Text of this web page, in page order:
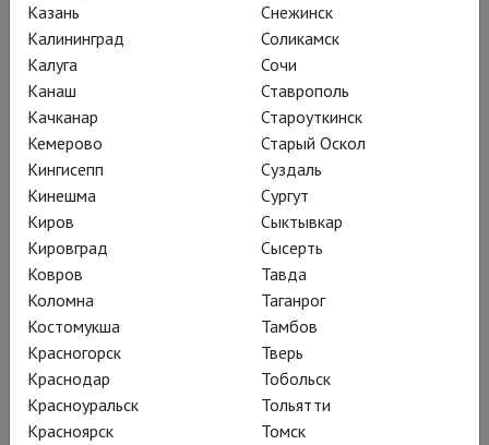
Вообразим фантастическую
ситуацию: в кинозал, где идёт
«Электра», зашёл случайный зритель,
не имеющий представления о том,
что его ждёт видеоверсия оперы.
Казань
Калининград
Калуга
Канаш
Качканар
Кемерово
Кингисепп
Кинешма
Киров
Кировград
Ковров
Коломна
Костомукша
Красногорск
Краснодар
Красноуральск
Красноярск
Снежинск
Соликамск
Сочи
Ставрополь
Староуткинск
Старый Оскол
Суздаль
Сургут
Сыктывкар
Сысерть
Тавда
Таганрог
Тамбов
Тверь
Тобольск
Тольятти
Томск